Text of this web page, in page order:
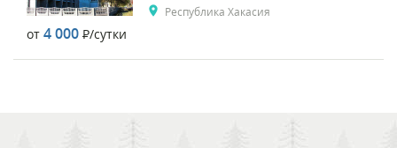
Республика Хакасия
от 4 000 Р/сутки